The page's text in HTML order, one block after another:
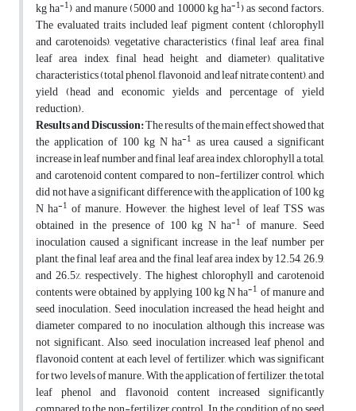
kg ha-1) and manure (5000 and 10000 kg ha-1) as second factors.
The evaluated traits included leaf pigment content (chlorophyll
and carotenoids), vegetative characteristics (final leaf area, final
leaf area index, final head height, and diameter), qualitative
characteristics (total phenol, flavonoid, and leaf nitrate content), and
yield (head and economic yields and percentage of yield
reduction).
Results and Discussion:The results of the main effect showed that
the application of 100 kg N ha-1 as urea caused a significant
increase in leaf number and final leaf area index, chlorophyll a, total,
and carotenoid content compared to non-fertilizer control, which
did not have a significant difference with the application of 100 kg
N ha-1 of manure. However, the highest level of leaf TSS was
obtained in the presence of 100 kg N ha-1 of manure. Seed
inoculation caused a significant increase in the leaf number per
plant, the final leaf area, and the final leaf area index by 12.54, 26.9,
and 26.5%, respectively. The highest chlorophyll and carotenoid
contents were obtained by applying 100 kg N ha-1 of manure and
seed inoculation. Seed inoculation increased the head height and
diameter compared to no inoculation, although this increase was
not significant. Also, seed inoculation increased leaf phenol and
flavonoid content at each level of fertilizer, which was significant
for two levels of manure. With the application of fertilizer, the total
leaf phenol and flavonoid content increased significantly